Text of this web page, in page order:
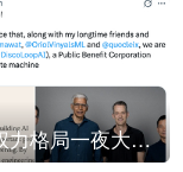
谷歌AI权力格局一夜大洗牌